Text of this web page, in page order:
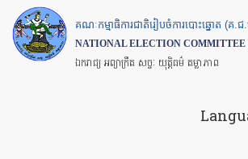
Skip
to
main
គណៈកម្មាធិការជាតិរៀបចំការបោះឆ្នោត (គ.ជ
NATIONAL ELECTION COMMITTEE
ឯករាជ្យ អព្យាក្រឹត សច្ចៈ យុត្តិធម៌ តម្លាភាព